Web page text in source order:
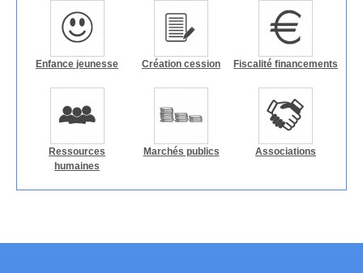
Enfance jeunesse
Ressources
humaines
Création cession
Marchés publics
Fiscalité financements
Associations